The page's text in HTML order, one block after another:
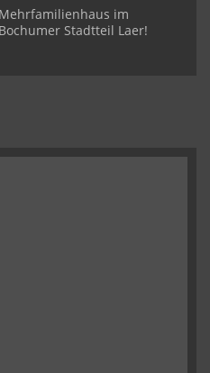
im
Stadtteil Laer!